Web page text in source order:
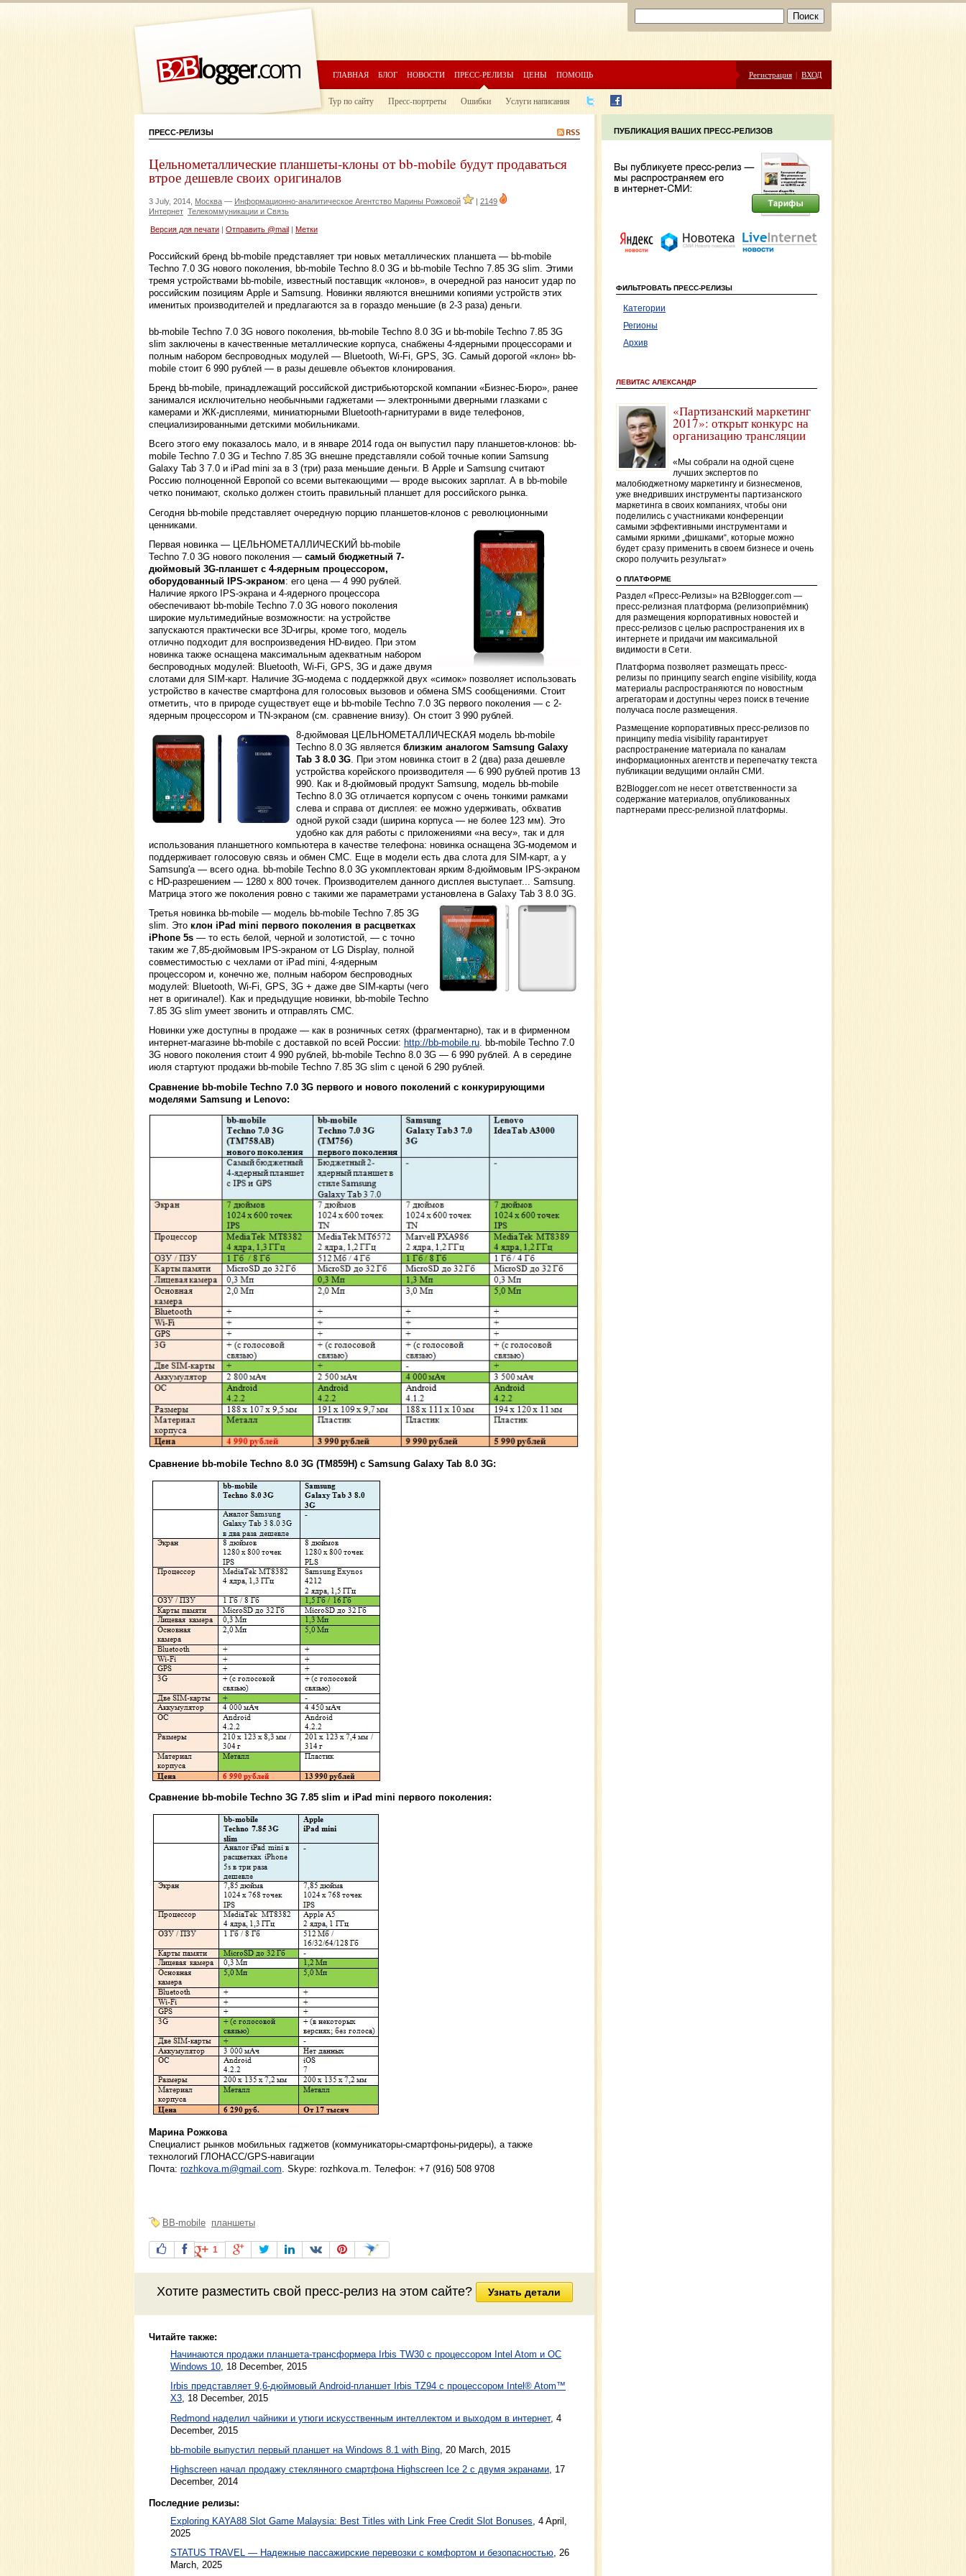
ГЛАВНАЯ БЛОГ НОВОСТИ ПРЕСС-РЕЛИЗЫ ЦЕНЫ ПОМОЩЬ Регистрация | ВХОД
Тур по сайту Пресс-портреты Ошибки Услуги написания
ПРЕСС-РЕЛИЗЫ
Цельнометаллические планшеты-клоны от bb-mobile будут продаваться
втрое дешевле своих оригиналов
3 July, 2014, Москва — Информационно-аналитическое Агентство Марины Рожковой | 2149
Интернет Телекоммуникации и Связь
Версия для печати Отправить @mail Метки
Российский бренд bb-mobile представляет три новых металлических планшета — bb-mobile
Techno 7.0 3G нового поколения, bb-mobile Techno 8.0 3G и bb-mobile Techno 7.85 3G slim. Этими
тремя устройствами bb-mobile, известный поставщик «клонов», в очередной раз наносит удар по
российским позициям Apple и Samsung. Новинки являются внешними копиями устройств этих
именитых производителей и предлагаются за в гораздо меньшие (в 2-3 раза) деньги.
bb-mobile Techno 7.0 3G нового поколения, bb-mobile Techno 8.0 3G и bb-mobile Techno 7.85 3G
slim заключены в качественные металлические корпуса, снабжены 4-ядерными процессорами и
полным набором беспроводных модулей — Bluetooth, Wi-Fi, GPS, 3G. Самый дорогой «клон» bb-
mobile стоит 6 990 рублей — в разы дешевле объектов клонирования.
Бренд bb-mobile, принадлежащий российской дистрибьюторской компании «Бизнес-Бюро», ранее
занимался исключительно необычными гаджетами — электронными дверными глазками с
камерами и ЖК-дисплеями, миниатюрными Bluetooth-гарнитурами в виде телефонов,
специализированными детскими мобильниками.
Всего этого ему показалось мало, и в январе 2014 года он выпустил пару планшетов-клонов: bb-
mobile Techno 7.0 3G и Techno 7.85 3G внешне представляли собой точные копии Samsung
Galaxy Tab 3 7.0 и iPad mini за в 3 (три) раза меньшие деньги. В Apple и Samsung считают
Россию полноценной Европой со всеми вытекающими — вроде высоких зарплат. А в bb-mobile
четко понимают, сколько должен стоить правильный планшет для российского рынка.
Сегодня bb-mobile представляет очередную порцию планшетов-клонов с революционными
ценниками.
Первая новинка — ЦЕЛЬНОМЕТАЛЛИЧЕСКИЙ bb-mobile
Techno 7.0 3G нового поколения — самый бюджетный 7-
дюймовый 3G-планшет с 4-ядерным процессором,
оборудованный IPS-экраном: его цена — 4 990 рублей.
Наличие яркого IPS-экрана и 4-ядерного процессора
обеспечивают bb-mobile Techno 7.0 3G нового поколения
широкие мультимедийные возможности: на устройстве
запускаются практически все 3D-игры, кроме того, модель
отлично подходит для воспроизведения HD-видео. При этом
новинка также оснащена максимальным адекватным набором
беспроводных модулей: Bluetooth, Wi-Fi, GPS, 3G и даже двумя
слотами для SIM-карт. Наличие 3G-модема с поддержкой двух «симок» позволяет использовать
устройство в качестве смартфона для голосовых вызовов и обмена SMS сообщениями. Стоит
отметить, что в природе существует еще и bb-mobile Techno 7.0 3G первого поколения — с 2-
ядерным процессором и TN-экраном (см. сравнение внизу). Он стоит 3 990 рублей.
8-дюймовая ЦЕЛЬНОМЕТАЛЛИЧЕСКАЯ модель bb-mobile
Techno 8.0 3G является близким аналогом Samsung Galaxy
Tab 3 8.0 3G. При этом новинка стоит в 2 (два) раза дешевле
устройства корейского производителя — 6 990 рублей против 13
990. Как и 8-дюймовый продукт Samsung, модель bb-mobile
Techno 8.0 3G отличается корпусом с очень тонкими рамками
слева и справа от дисплея: ее можно удерживать, обхватив
одной рукой сзади (ширина корпуса — не более 123 мм). Это
удобно как для работы с приложениями «на весу», так и для
использования планшетного компьютера в качестве телефона: новинка оснащена 3G-модемом и
поддерживает голосовую связь и обмен СМС. Еще в модели есть два слота для SIM-карт, а у
Samsung'а — всего одна. bb-mobile Techno 8.0 3G укомплектован ярким 8-дюймовым IPS-экраном
с HD-разрешением — 1280 х 800 точек. Производителем данного дисплея выступает... Samsung.
Матрица этого же поколения ровно с такими же параметрами установлена в Galaxy Tab 3 8.0 3G.
Третья новинка bb-mobile — модель bb-mobile Techno 7.85 3G
slim. Это клон iPad mini первого поколения в расцветках
iPhone 5s — то есть белой, черной и золотистой, — с точно
таким же 7,85-дюймовым IPS-экраном от LG Display, полной
совместимостью с чехлами от iPad mini, 4-ядерным
процессором и, конечно же, полным набором беспроводных
модулей: Bluetooth, Wi-Fi, GPS, 3G + даже две SIM-карты (чего
нет в оригинале!). Как и предыдущие новинки, bb-mobile Techno
7.85 3G slim умеет звонить и отправлять СМС.
Новинки уже доступны в продаже — как в розничных сетях (фрагментарно), так и в фирменном
интернет-магазине bb-mobile с доставкой по всей России: http://bb-mobile.ru. bb-mobile Techno 7.0
3G нового поколения стоит 4 990 рублей, bb-mobile Techno 8.0 3G — 6 990 рублей. А в середине
июля стартуют продажи bb-mobile Techno 7.85 3G slim с ценой 6 290 рублей.
Сравнение bb-mobile Techno 7.0 3G первого и нового поколений с конкурирующими
моделями Samsung и Lenovo:
Сравнение bb-mobile Techno 8.0 3G (TM859H) с Samsung Galaxy Tab 8.0 3G:
Сравнение bb-mobile Techno 3G 7.85 slim и iPad mini первого поколения:
Марина Рожкова
Специалист рынков мобильных гаджетов (коммуникаторы-смартфоны-ридеры), а также
технологий ГЛОНАСС/GPS-навигации
Почта: rozhkova.m@gmail.com . Skype: rozhkova.m. Телефон: +7 (916) 508 9708
BB-mobile планшеты
1
Хотите разместить свой пресс-релиз на этом сайте? Узнать детали
Читайте также:
Начинаются продажи планшета-трансформера Irbis TW30 с процессором Intel Atom и ОС
Windows 10, 18 December, 2015
Irbis представляет 9,6-дюймовый Android-планшет Irbis TZ94 с процессором Intel® Atom™
X3, 18 December, 2015
Redmond наделил чайники и утюги искусственным интеллектом и выходом в интернет, 4
December, 2015
bb-mobile выпустил первый планшет на Windows 8.1 with Bing 20 March, 2015
Highscreen начал продажу стеклянного смартфона Highscreen Ice 2 с двумя экранами, 17
December, 2014
Последние релизы:
Exploring KAYA88 Slot Game Malaysia: Best Titles with Link Free Credit Slot Bonuses , 4 April,
2025
STATUS TRAVEL — Надежные пассажирские перевозки с комфортом и безопасностью , 26
March, 2025
ФИЛЬТРОВАТЬ ПРЕСС-РЕЛИЗЫ
Категории
Регионы
Архив
ЛЕВИТАС АЛЕКСАНДР
«Партизанский маркетинг
2017»: открыт конкурс на
организацию трансляции
«Мы собрали на одной сцене
лучших экспертов по
малобюджетному маркетингу и бизнесменов,
уже внедривших инструменты партизанского
маркетинга в своих компаниях, чтобы они
поделились с участниками конференции
самыми эффективными инструментами и
самыми яркими „фишками“, которые можно
будет сразу применить в своем бизнесе и очень
скоро получить результат»
О ПЛАТФОРМЕ
Раздел «Пресс-Релизы» на B2Blogger.com —
пресс-релизная платформа (релизоприёмник)
для размещения корпоративных новостей и
пресс-релизов с целью распространения их в
интернете и придачи им максимальной
видимости в Сети.
Платформа позволяет размещать пресс-
релизы по принципу search engine visibility, когда
материалы распространяются по новостным
агрегаторам и доступны через поиск в течение
получаса после размещения.
Размещение корпоративных пресс-релизов по
принципу media visibility гарантирует
распространение материала по каналам
информационных агентств и перепечатку текста
публикации ведущими онлайн СМИ.
B2Blogger.com не несет ответственности за
содержание материалов, опубликованных
партнерами пресс-релизной платформы.